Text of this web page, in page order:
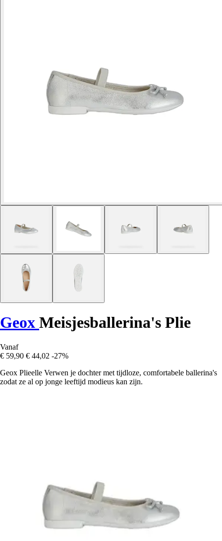
Geox Meisjesballerina's Plie
Vanaf
€ 59,90 € 44,02 -27%
Geox Plieelle Verwen je dochter met tijdloze, comfortabele ballerina's
zodat ze al op jonge leeftijd modieus kan zijn.